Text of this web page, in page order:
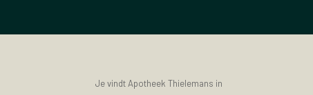
Je vindt Apotheek Thielemans in